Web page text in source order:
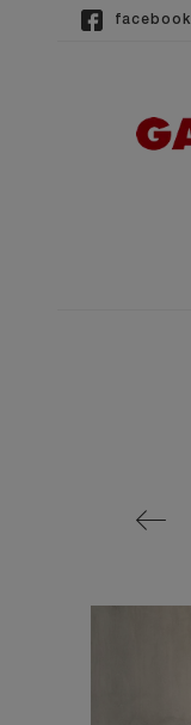
facebook